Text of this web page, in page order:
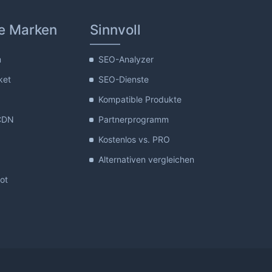
Marken Sinnvoll
SEO-Analyzer
SEO-Dienste
Kompatible Produkte
Partnerprogramm
Kostenlos vs. PRO
Alternativen vergleichen